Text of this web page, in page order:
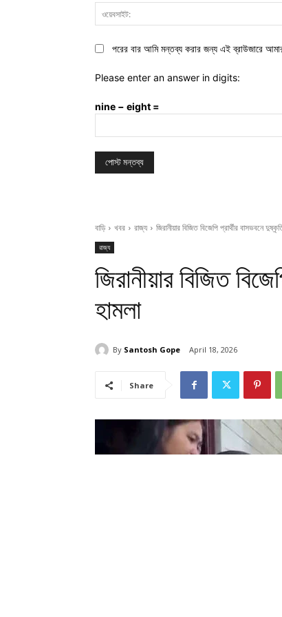
পরের বার আমি মন্তব্য করার জন্য এই ব্রাউজারে
Please enter an answer in digits:
nine − eight =